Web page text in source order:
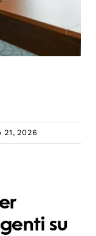
21, 2026
su